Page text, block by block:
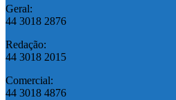
Geral:
44 3018 2876
Redação:
44 3018 2015
Comercial:
44 3018 4876